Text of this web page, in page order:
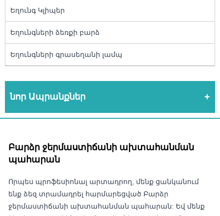
Եղունգ Կլիպեր
Եղունգների ձեռքի բարձ
Եղունգների գրասեղանի լամպ
նոր Ապրանքներ
Բարձր ջերմաստիճանի ախտահանման
պահարան
Որպես պրոֆեսիոնալ արտադրող, մենք ցանկանում
ենք ձեզ տրամադրել հարմարեցված Բարձր
ջերմաստիճանի ախտահանման պահարան: Եվ մենք